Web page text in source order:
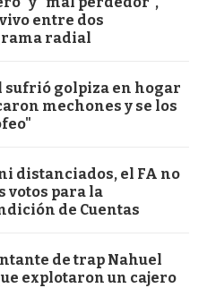
entre dos
radial
golpiza en hogar
mechones y se los
distanciados, el FA no
votos para la
de Cuentas
de trap Nahuel
explotaron un cajero